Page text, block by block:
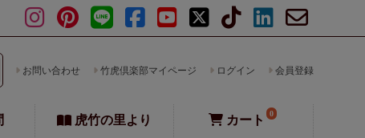
お問い合わせ 竹虎倶楽部マイページ ログイン 会員登録
虎竹の里より カート 0